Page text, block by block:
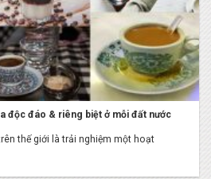
độc đáo & riêng biệt ở mỗi đất nước
thế giới là trải nghiệm một hoạt